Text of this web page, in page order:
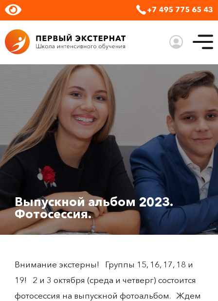
+7 495 775 65 43
Выпускной альбом 2023.
Фотосессия.
Внимание экстерны! Группы 15, 16, 17, 18 и
19! 2 и 3 октября (среда и четверг) состоится
фотосессия на выпускной фотоальбом. Ждем